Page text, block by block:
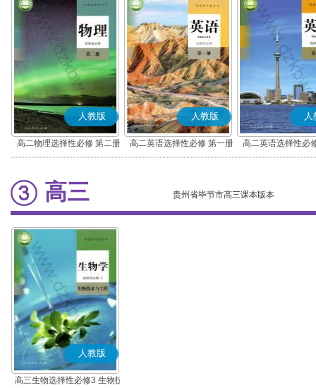
人教版
高二物理选择性必修 第二册
人教版
高二英语选择性必修 第一册
人
高二英语选择性必
高三 贵州省毕节市高三课本版本
人教版
高三生物选择性必修3 生物技